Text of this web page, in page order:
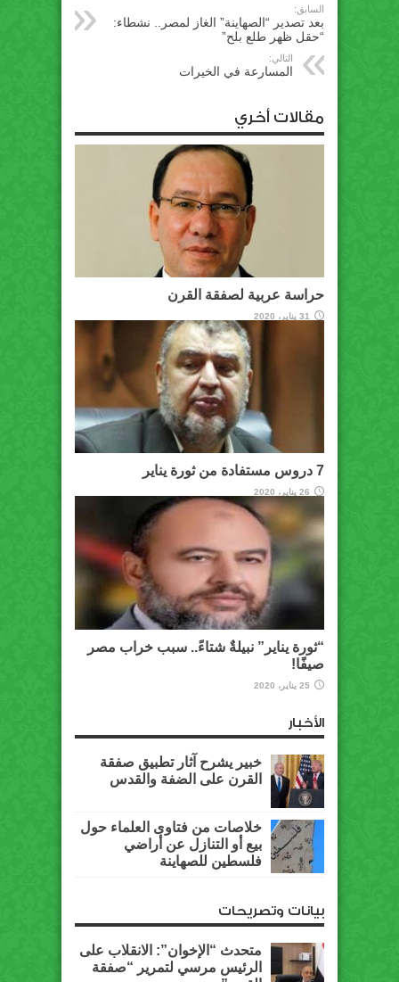
السابق:
بعد تصدير “الصهاينة” الغاز لمصر.. نشطاء:
“حقل ظهر طلع بلح”
التالي:
المسارعة في الخيرات
مقالات أخري
حراسة عربية لصفقة القرن
31 يناير، 2020
7 دروس مستفادة من ثورة يناير
26 يناير، 2020
“ثورة يناير” نبيلةٌ شتاءً.. سبب خراب مصر
صيفًا!
25 يناير، 2020
الأخبار
خبير يشرح آثار تطبيق صفقة
القرن على الضفة والقدس
خلاصات من فتاوى العلماء حول
بيع أو التنازل عن أراضي
فلسطين للصهاينة
بيانات وتصريحات
متحدث “الإخوان”: الانقلاب على
الرئيس مرسي لتمرير “صفقة